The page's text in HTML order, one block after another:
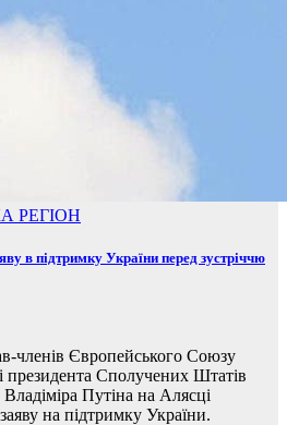
РЕГІОН
в підтримку України перед зустріччю
членів Європейського Союзу
президента Сполучених Штатів
Путіна на Алясці
на підтримку України.